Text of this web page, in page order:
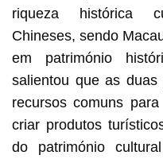
riqueza histórica
Chineses, sendo
em património
salientou que as
recursos comuns
criar produtos
do património